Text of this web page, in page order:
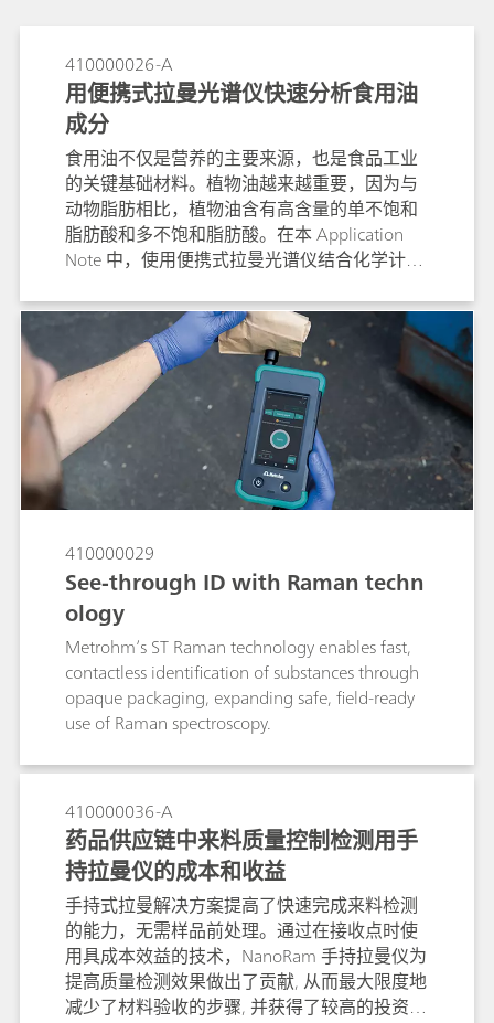
410000026-A
用便携式拉曼光谱仪快速分析食用油
成分
食用油不仅是营养的主要来源，也是食品工业
的关键基础材料。植物油越来越重要，因为与
动物脂肪相比，植物油含有高含量的单不饱和
脂肪酸和多不饱和脂肪酸。在本 Application
Note 中，使用便携式拉曼光谱仪结合化学计量
籽油和菜籽油的主要成分。
410000029
See-through ID with Raman techn
ology
Metrohm’s ST Raman technology enables fast,
contactless identification of substances through
opaque packaging, expanding safe, field-ready
use of Raman spectroscopy.
410000036-A
药品供应链中来料质量控制检测用手
持拉曼仪的成本和收益
手持式拉曼解决方案提高了快速完成来料检测
的能力，无需样品前处理。通过在接收点时使
用具成本效益的技术，NanoRam 手持拉曼仪为
提高质量检测效果做出了贡献, 从而最大限度地
减少了材料验收的步骤, 并获得了较高的投资回